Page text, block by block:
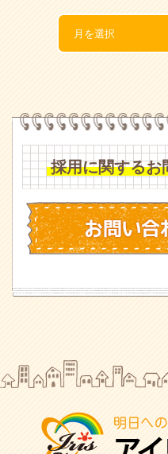
採用に関する